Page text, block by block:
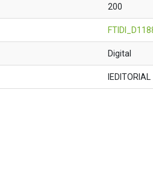
200
Digital
IEDITORIAL